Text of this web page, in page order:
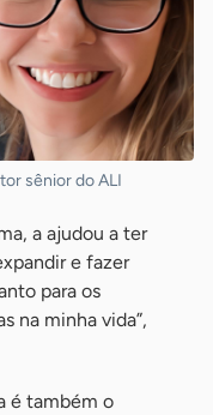
sênior do ALI
a ajudou a ter
e fazer
para os
na minha vida”,
é também o